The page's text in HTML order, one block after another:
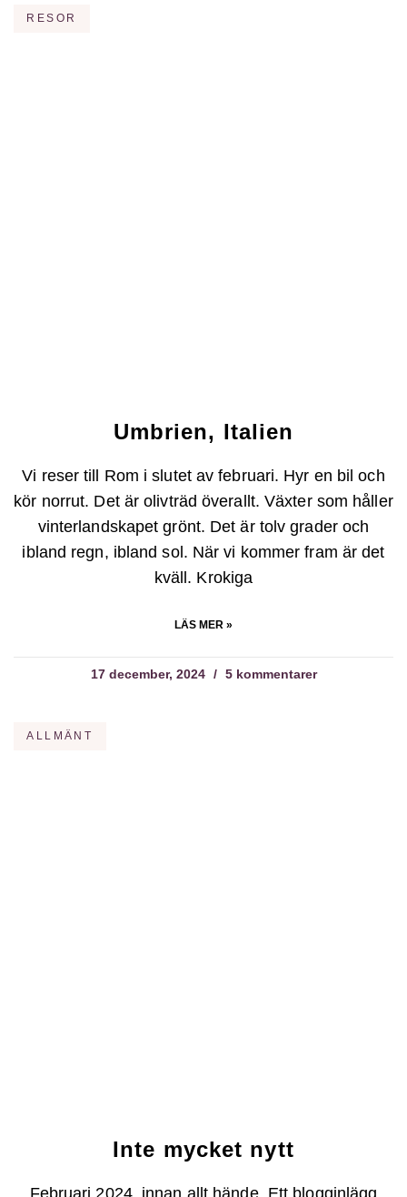
RESOR
Umbrien, Italien
Vi reser till Rom i slutet av februari. Hyr en bil och
kör norrut. Det är olivträd överallt. Växter som håller
vinterlandskapet grönt. Det är tolv grader och
ibland regn, ibland sol. När vi kommer fram är det
kväll. Krokiga
LÄS MER »
17 december, 2024 5 kommentarer
ALLMÄNT
Inte mycket nytt
Februari 2024, innan allt hände. Ett blogginlägg